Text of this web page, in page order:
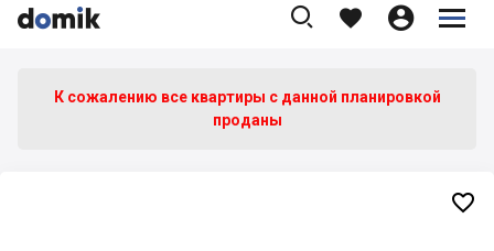


    


К сожалению все квартиры c данной планировкой
проданы
